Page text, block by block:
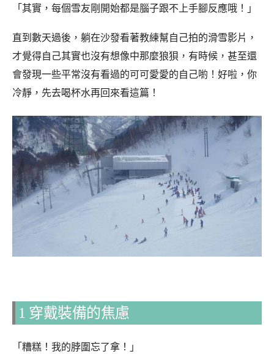
「其實，每個雪友剛開始都是腦子跟不上手腳反應哦！」
直到數天過後，躺在沙發看著教練幫自己拍的滑雪影片，
才覺得自己其實也沒有想像中那麼狼狽，有時候，甚至還
會發現一些平常沒有看過的可可愛愛的自己喲！好啦，你
冷靜，先去喝杯水再回來看這篇！
1 穿戴裝備的焦慮
「糟糕！我的脖圍忘了拿！」